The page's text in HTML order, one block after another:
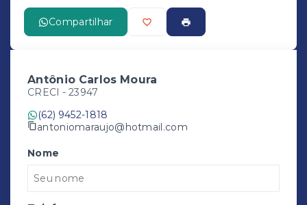
Compartilhar
Antônio Carlos Moura
CRECI - 23947
(62) 9452-1818
antoniomaraujo@hotmail.com
Nome